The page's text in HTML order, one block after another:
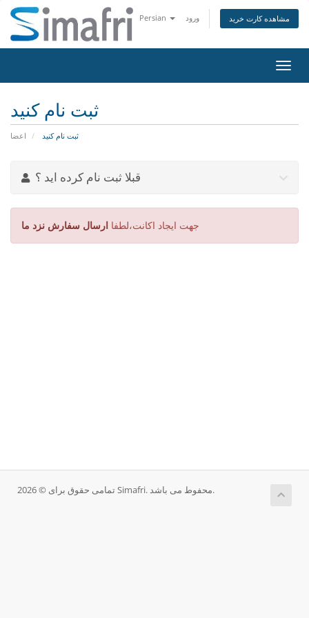
Persian ورود مشاهده کارت خرید
تغییر
ثبت نام کنید
اعضا ثبت نام کنید
قبلا ثبت نام کرده اید ؟
جهت ایجاد اکانت،لطفا ارسال سفارش نزد ما
تمامی حقوق برای © 2026 Simafri. محفوط می باشد.